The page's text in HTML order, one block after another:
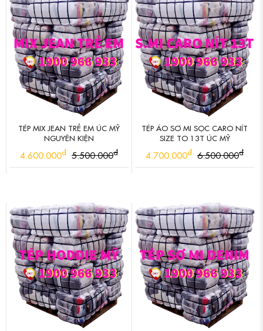
TÉP MIX JEAN TRẺ EM ÚC MỸ
NGUYÊN KIỆN
4.600.000đ 5.500.000đ
TÉP ÁO SƠ MI SỌC CARO NÍT
SIZE TO 13T ÚC MỸ
4.700.000đ 6.500.000đ